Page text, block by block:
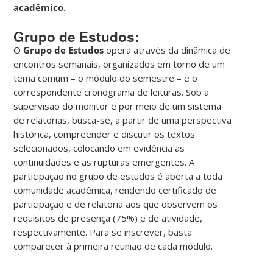
acadêmico.
Grupo de Estudos:
O Grupo de Estudos opera através da dinâmica de
encontros semanais, organizados em torno de um
tema comum – o módulo do semestre – e o
correspondente cronograma de leituras. Sob a
supervisão do monitor e por meio de um sistema
de relatorias, busca-se, a partir de uma perspectiva
histórica, compreender e discutir os textos
selecionados, colocando em evidência as
continuidades e as rupturas emergentes. A
participação no grupo de estudos é aberta a toda
comunidade acadêmica, rendendo certificado de
participação e de relatoria aos que observem os
requisitos de presença (75%) e de atividade,
respectivamente. Para se inscrever, basta
comparecer à primeira reunião de cada módulo.